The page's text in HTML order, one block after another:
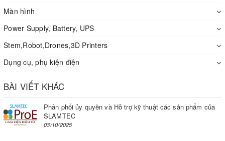
Màn hình
Power Supply, Battery, UPS
Stem,Robot,Drones,3D Printers
Dụng cụ, phụ kiện điện
BÀI VIẾT KHÁC
Phân phối ủy quyền và Hỗ trợ kỹ thuật các sản phẩm của
SLAMTEC
03/10/2025